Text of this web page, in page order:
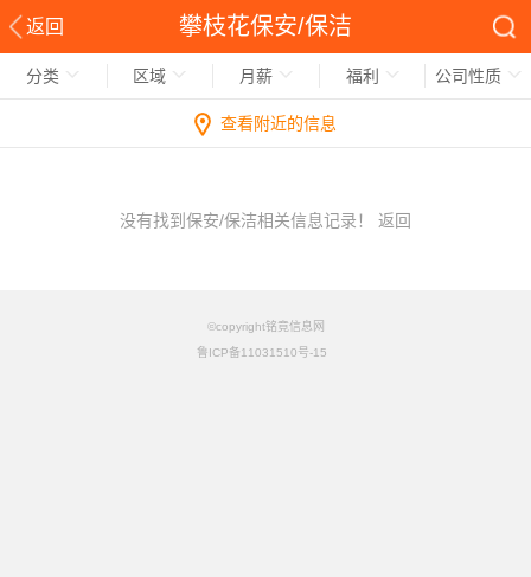
返回 攀枝花保安/保洁
分类 区域 月薪 福利 公司性质
查看附近的信息
没有找到保安/保洁相关信息记录！ 返回
©copyright铭竟信息网
鲁ICP备11031510号-15